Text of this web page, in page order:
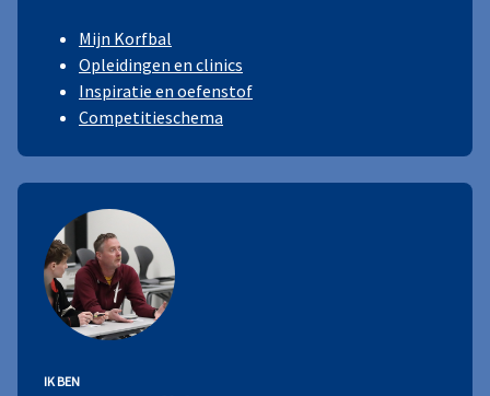
Mijn Korfbal
Opleidingen en clinics
Inspiratie en oefenstof
Competitieschema
IK BEN